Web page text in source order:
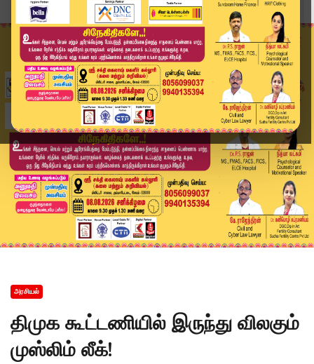
திமுக கூட்டணியில் இருந்து விலகும் முஸ்லிம் லீக்!
அரசியல்
திமுக கூட்டணியில் இருந்து விலகும்
முஸ்லிம் லீக்!